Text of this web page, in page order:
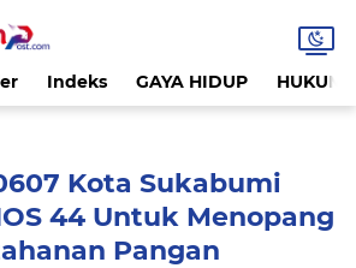
Indeks GAYA HIDUP HUKUM
Kota Sukabumi
44 Untuk Menopang
Pangan